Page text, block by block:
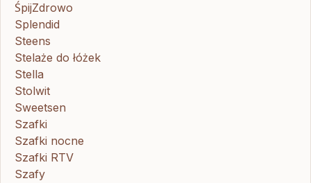
ŚpijZdrowo
Splendid
Steens
Stelaże do łóżek
Stella
Stolwit
Sweetsen
Szafki
Szafki nocne
Szafki RTV
Szafy